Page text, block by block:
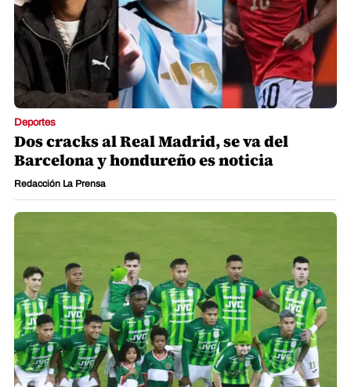
Deportes
Dos cracks al Real Madrid, se va del
Barcelona y hondureño es noticia
Redacción La Prensa